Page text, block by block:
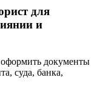
для
и
оформить документы
суда, банка,